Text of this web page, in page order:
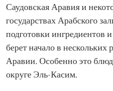
Саудовская Аравия и
государствах Арабского
подготовки ингредиентов
берет начало в нескольких
Аравии. Особенно это
округе Эль-Касим.